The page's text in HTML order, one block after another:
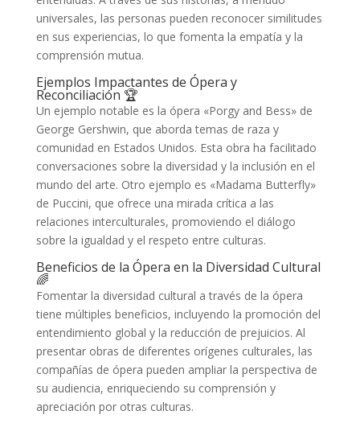
universales, las personas pueden reconocer similitudes
en sus experiencias, lo que fomenta la empatía y la
comprensión mutua.
Ejemplos Impactantes de Ópera y
Reconciliación 🏆
Un ejemplo notable es la ópera «Porgy and Bess» de
George Gershwin, que aborda temas de raza y
comunidad en Estados Unidos. Esta obra ha facilitado
conversaciones sobre la diversidad y la inclusión en el
mundo del arte. Otro ejemplo es «Madama Butterfly»
de Puccini, que ofrece una mirada crítica a las
relaciones interculturales, promoviendo el diálogo
sobre la igualdad y el respeto entre culturas.
Beneficios de la Ópera en la Diversidad Cultural
🌈
Fomentar la diversidad cultural a través de la ópera
tiene múltiples beneficios, incluyendo la promoción del
entendimiento global y la reducción de prejuicios. Al
presentar obras de diferentes orígenes culturales, las
compañías de ópera pueden ampliar la perspectiva de
su audiencia, enriqueciendo su comprensión y
apreciación por otras culturas.